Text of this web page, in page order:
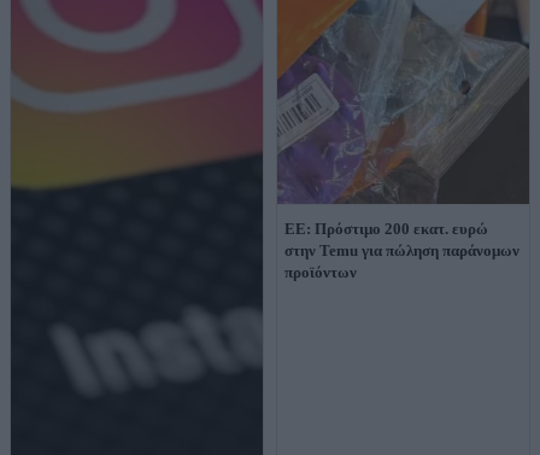
ΕΕ: Πρόστιμο 200 εκατ. ευρώ
στην Temu για πώληση παράνομων
προϊόντων